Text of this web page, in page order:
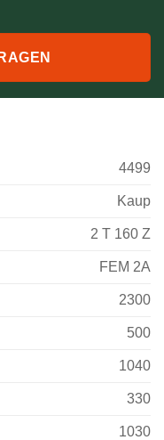
4499
Kaup
2 T 160 Z
FEM 2A
2300
500
1040
330
1030